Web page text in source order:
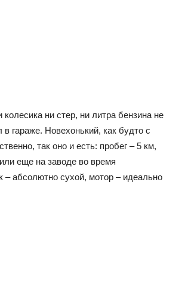
колесика ни стер, ни литра бензина не
в гараже. Новехонький, как будто с
так оно и есть: пробег – 5 км,
еще на заводе во время
– абсолютно сухой, мотор – идеально